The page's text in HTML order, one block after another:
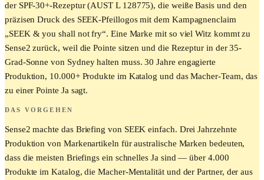
der SPF-30+-Rezeptur (AUST L 128775), die weiße Basis und den
präzisen Druck des SEEK-Pfeillogos mit dem Kampagnenclaim
„SEEK & you shall not fry“. Eine Marke mit so viel Witz kommt zu
Sense2 zurück, weil die Pointe sitzen und die Rezeptur in der 35-
Grad-Sonne von Sydney halten muss. 30 Jahre engagierte
Produktion, 10.000+ Produkte im Katalog und das Macher-Team, das
zu einer Pointe Ja sagt.
DAS VORGEHEN
Sense2 machte das Briefing von SEEK einfach. Drei Jahrzehnte
Produktion von Markenartikeln für australische Marken bedeuten,
dass die meisten Briefings ein schnelles Ja sind — über 4.000
Produkte im Katalog, die Macher-Mentalität und der Partner, der aus